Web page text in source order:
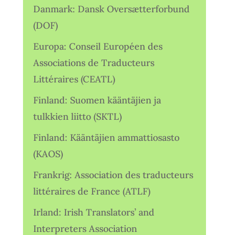
Danmark: Dansk Oversætterforbund
(DOF)
Europa: Conseil Européen des
Associations de Traducteurs
Littéraires (CEATL)
Finland: Suomen kääntäjien ja
tulkkien liitto (SKTL)
Finland: Kääntäjien ammattiosasto
(KAOS)
Frankrig: Association des traducteurs
littéraires de France (ATLF)
Irland: Irish Translators’ and
Interpreters Association